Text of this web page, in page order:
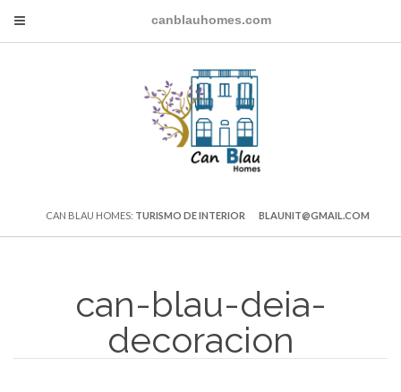
canblauhomes.com
CAN BLAU HOMES: TURISMO DE INTERIOR BLAUNIT@GMAIL.COM
can-blau-deia-
decoracion